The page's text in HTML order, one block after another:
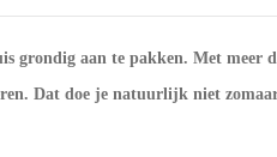
grondig aan te pakken. Met meer
Dat doe je natuurlijk niet